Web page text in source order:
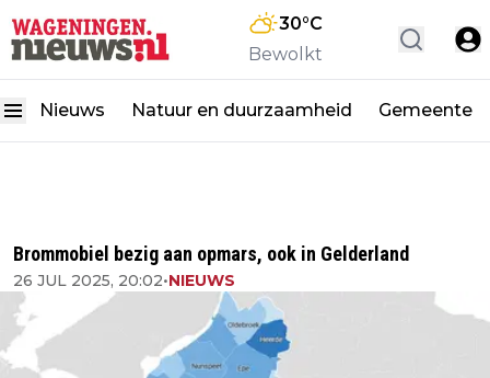
30°C
Bewolkt
Nieuws Natuur en duurzaamheid Gemeente
Brommobiel bezig aan opmars, ook in Gelderland
26 JUL 2025, 20:02•NIEUWS